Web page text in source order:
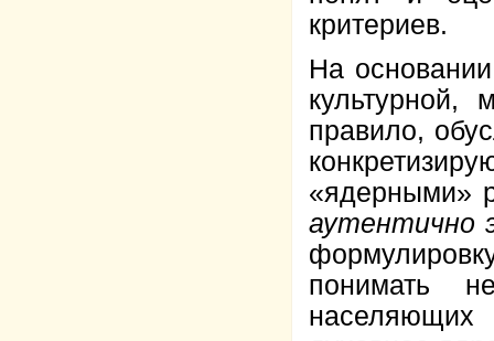
критериев.
На
культурной,
правило,
«ядерными»
аутентично
понимать